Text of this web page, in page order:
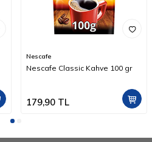
Nescafe
Nescafe Classic Kahve 100 gr
179,90TL